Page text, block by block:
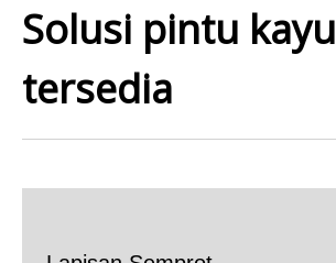
Solusi pintu kayu
tersedia